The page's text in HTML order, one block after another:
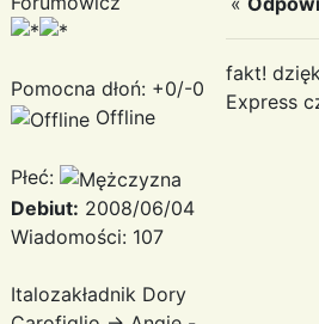
Pomocna dłoń: +0/-0
Offline
Płeć:
Debiut: 2008/06/04
Wiadomości: 107
Italozakładnik Dory
fakt!
Express